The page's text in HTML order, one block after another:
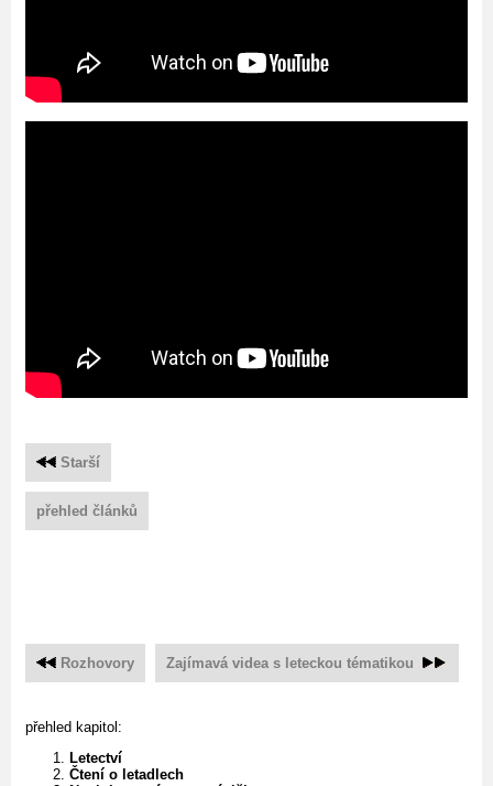
Starší
přehled článků
Rozhovory Zajímavá videa s leteckou tématikou
přehled kapitol:
Letectví
Čtení o letadlech